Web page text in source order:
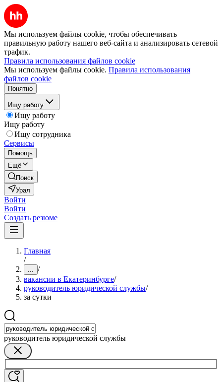
Мы используем файлы cookie, чтобы обеспечивать
правильную работу нашего веб-сайта и анализировать сетевой
трафик.
Правила использования файлов cookie
Мы используем файлы cookie. Правила использования
файлов cookie
Понятно
Ищу работу
Ищу работу
Ищу работу
Ищу сотрудника
Сервисы
Помощь
Ещё
Поиск
Урал
Войти
Войти
Создать резюме
Главная
/
... /
вакансии в Екатеринбурге/
руководитель юридической службы/
за сутки
руководитель юридической службы